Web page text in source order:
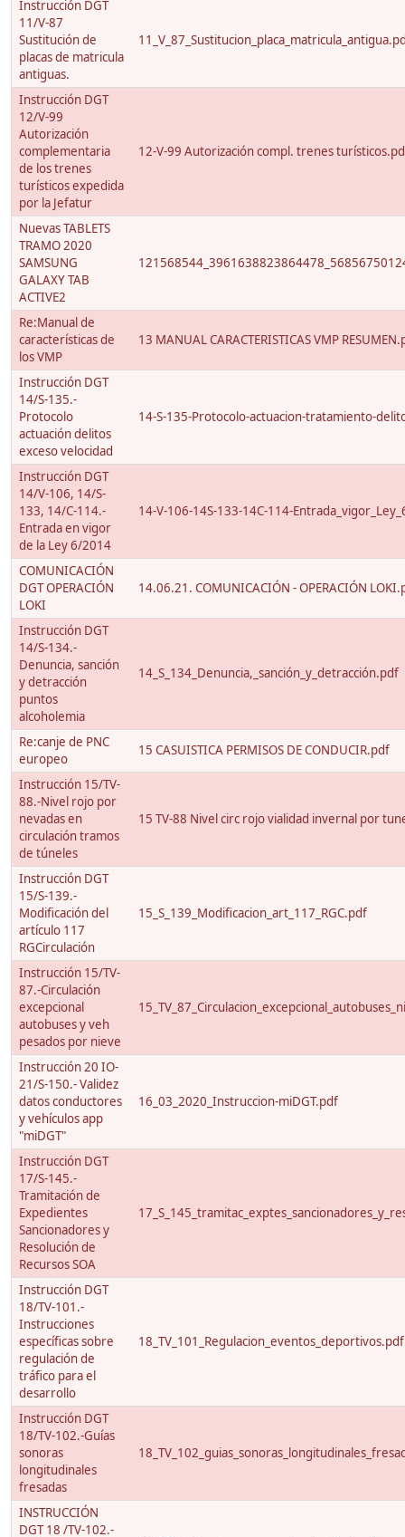
Instrucción DGT
11/V-87
Sustitución de
placas de matricula
antiguas.
Instrucción DGT
12/V-99
Autorización
complementaria
de los trenes
turísticos expedida
por la Jefatur
12-V-99 Autorización compl. trenes
Nuevas TABLETS
TRAMO 2020
SAMSUNG
GALAXY TAB
ACTIVE2
Re:Manual de
características de
los VMP
13 MANUAL CARACTERISTICAS VMP
Instrucción DGT
14/S-135.-
Protocolo
actuación delitos
exceso velocidad
14-S-135-Protocolo-actuacion-tratamiento-
Instrucción DGT
14/V-106, 14/S-
133, 14/C-114.-
Entrada en vigor
de la Ley 6/2014
14-V-106-14S-133-14C-114-
COMUNICACIÓN
DGT OPERACIÓN
LOKI
14.06.21. COMUNICACIÓN - OPERACIÓN
Instrucción DGT
14/S-134.-
Denuncia, sanción
y detracción
puntos
alcoholemia
14_S_134_Denuncia,_sanción_y_detracción.pdf
Re:canje de PNC
europeo
15 CASUISTICA PERMISOS DE CONDUCIR.pdf
Instrucción 15/TV-
88.-Nivel rojo por
nevadas en
circulación tramos
de túneles
15 TV-88 Nivel circ rojo vialidad invernal por
Instrucción DGT
15/S-139.-
Modificación del
artículo 117
RGCirculación
15_S_139_Modificacion_art_117_RGC.pdf
Instrucción 15/TV-
87.-Circulación
excepcional
autobuses y veh
pesados por nieve
Instrucción 20 IO-
21/S-150.- Validez
datos conductores
y vehículos app
"miDGT"
16_03_2020_Instruccion-miDGT.pdf
Instrucción DGT
17/S-145.-
Tramitación de
Expedientes
Sancionadores y
Resolución de
Recursos SOA
Instrucción DGT
18/TV-101.-
Instrucciones
específicas sobre
regulación de
tráfico para el
desarrollo
18_TV_101_Regulacion_eventos_deportivos.pdf
Instrucción DGT
18/TV-102.-Guías
sonoras
longitudinales
fresadas
INSTRUCCIÓN
DGT 18 /TV-102.-